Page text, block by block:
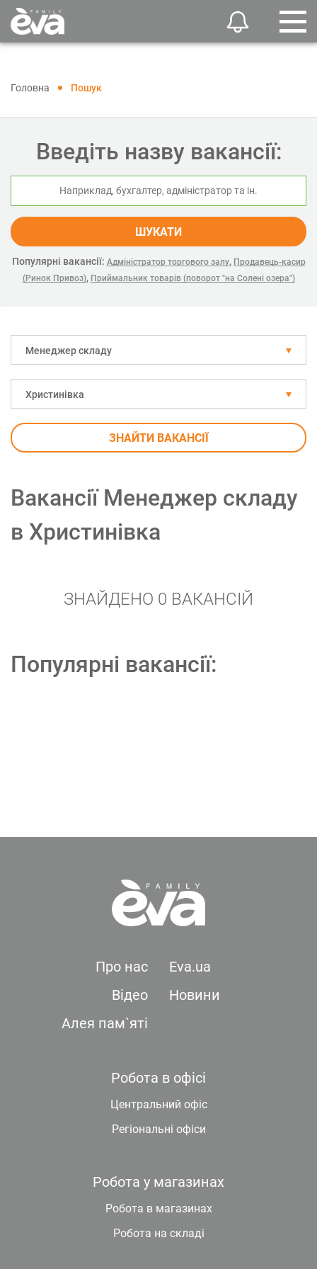
Головна Пошук
Введіть назву вакансії:
ШУКАТИ
Популярні вакансії: Адміністратор торгового залу, Продавець-касир
(Ринок Привоз), Приймальник товарів (поворот "на Солені озера")
Менеджер складу
Христинівка
ЗНАЙТИ ВАКАНСІЇ
Вакансії Менеджер складу
в Христинівка
ЗНАЙДЕНО 0 ВАКАНСІЙ
Популярні вакансії:
Про нас
Eva.ua
Відео
Новини
Алея пам`яті
Робота в офісі
Центральний офіс
Регіональні офіси
Робота у магазинах
Робота в магазинах
Робота на складі